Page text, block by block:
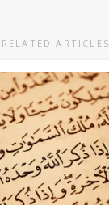
RELATED ARTICLES